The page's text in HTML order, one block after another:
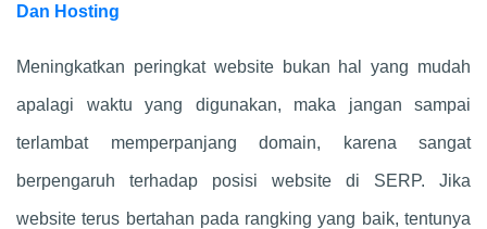
Dan Hosting
Meningkatkan peringkat website bukan hal yang mudah
apalagi waktu yang digunakan, maka jangan sampai
terlambat memperpanjang domain, karena sangat
berpengaruh terhadap posisi website di SERP. Jika
website terus bertahan pada rangking yang baik, tentunya